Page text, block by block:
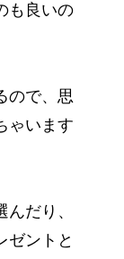
も良いの
ので、思
ゃいます
だり、
ゼントと